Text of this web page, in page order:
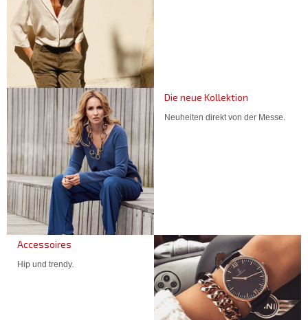
Die neue Kollektion
Neuheiten direkt von der Messe.
Accessoires
Hip und trendy.